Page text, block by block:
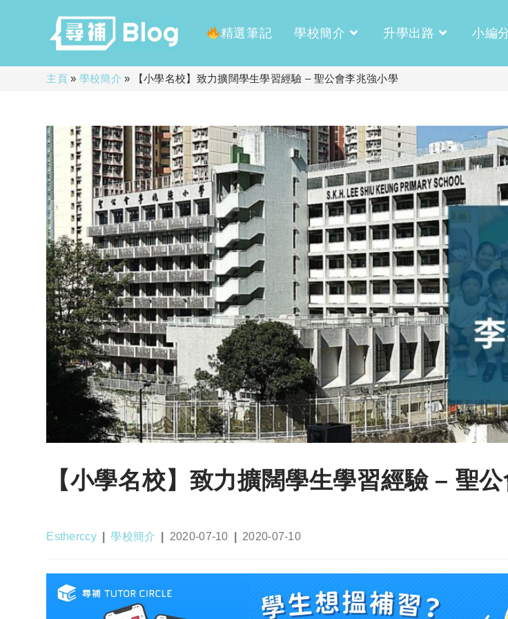
精選筆記 學校簡介 升學出路 小編
主頁» 學校簡介 » 【小學名校】致力擴闊學生學習經驗 – 聖公會李兆強小學
【小學名校】致力擴闊學生學習經驗 – 聖
Post
Estherccy
Post
學校簡介
Post
2020-07-10
Post
2020-07-10